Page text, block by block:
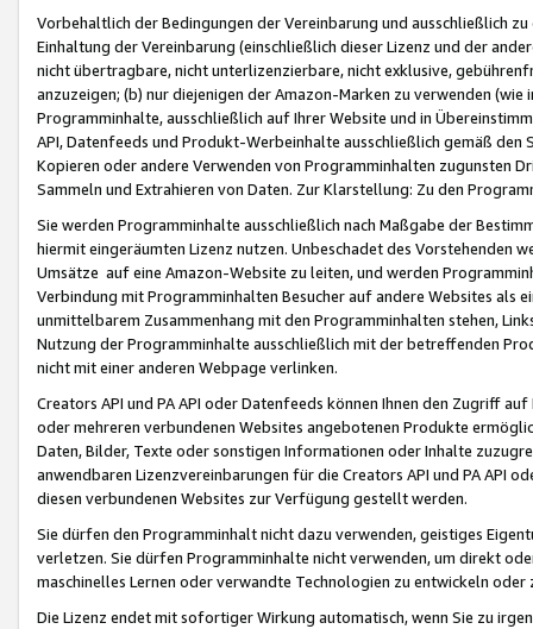
Vorbehaltlich der Bedingungen der Vereinbarung und ausschließlich
Einhaltung der Vereinbarung (einschließlich dieser Lizenz und der
nicht übertragbare, nicht unterlizenzierbare, nicht exklusive,
anzuzeigen; (b) nur diejenigen der Amazon-Marken zu verwenden
Programminhalte, ausschließlich auf Ihrer Website und in
API, Datenfeeds und Produkt-Werbeinhalte ausschließlich gemäß
Kopieren oder andere Verwenden von Programminhalten zugunsten
Sammeln und Extrahieren von Daten. Zur Klarstellung: Zu den
Sie werden Programminhalte ausschließlich nach Maßgabe der
hiermit eingeräumten Lizenz nutzen. Unbeschadet des Vorstehenden
Umsätze auf eine Amazon-Website zu leiten, und werden
Verbindung mit Programminhalten Besucher auf andere Websites als
unmittelbarem Zusammenhang mit den Programminhalten stehen,
Nutzung der Programminhalte ausschließlich mit der betreffenden
nicht mit einer anderen Webpage verlinken.
Creators API und PA API oder Datenfeeds können Ihnen den Zugriff
oder mehreren verbundenen Websites angebotenen Produkte
Daten, Bilder, Texte oder sonstigen Informationen oder Inhalte
anwendbaren Lizenzvereinbarungen für die Creators API und PA API
diesen verbundenen Websites zur Verfügung gestellt werden.
Sie dürfen den Programminhalt nicht dazu verwenden, geistiges
verletzen. Sie dürfen Programminhalte nicht verwenden, um direkt
maschinelles Lernen oder verwandte Technologien zu entwickeln
Die Lizenz endet mit sofortiger Wirkung automatisch, wenn Sie zu